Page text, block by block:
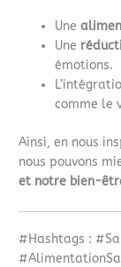
Une
Une
émotions.
comme le
Ainsi, en nous
nous pouvons
et notre bien-
#Hashtags :